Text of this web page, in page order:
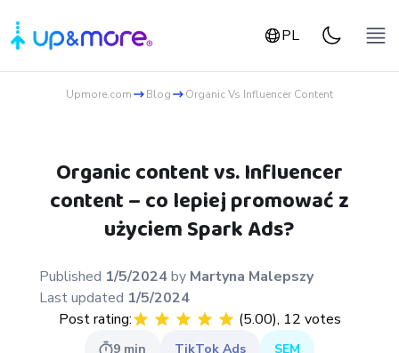
PL
Upmore.com Blog Organic Vs Influencer Content
Organic content vs. Influencer
content – co lepiej promować z
użyciem Spark Ads?
Published 1/5/2024by Martyna Malepszy
Last updated 1/5/2024
Post rating:
(5.00), 12 votes
9 min TikTok Ads SEM